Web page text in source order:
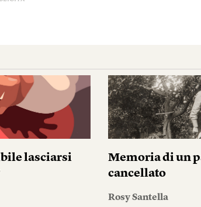
lasciarsi
Memoria di un
cancellato
Rosy Santella